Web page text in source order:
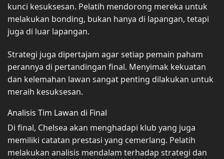
kunci kesuksesan. Pelatih mendorong mereka untuk
melakukan bonding, bukan hanya di lapangan, tetapi
juga di luar lapangan.
Strategi juga dipertajam agar setiap pemain paham
perannya di pertandingan final. Menyimak kekuatan
dan kelemahan lawan sangat penting dilakukan untuk
meraih kesuksesan.
Analisis Tim Lawan di Final
Di final, Chelsea akan menghadapi klub yang juga
memiliki catatan prestasi yang cemerlang. Pelatih
melakukan analisis mendalam terhadap strategi dan